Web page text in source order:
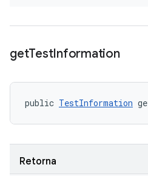
getTestInformation
public TestInformation
Retorna